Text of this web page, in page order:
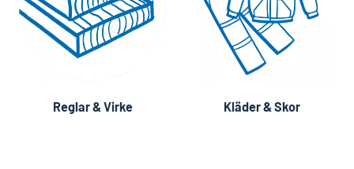
Reglar & Virke Kläder & Skor